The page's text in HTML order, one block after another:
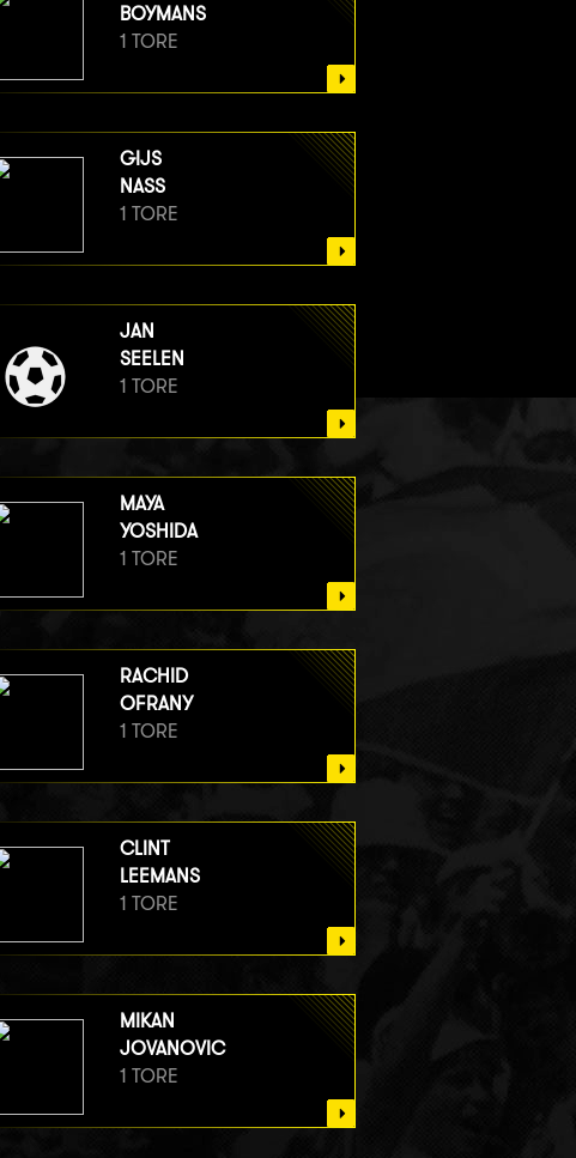
BOYMANS
1 TORE
GIJS
NASS
1 TORE
JAN
SEELEN
1 TORE
MAYA
YOSHIDA
1 TORE
RACHID
OFRANY
1 TORE
CLINT
LEEMANS
1 TORE
MIKAN
JOVANOVIC
1 TORE